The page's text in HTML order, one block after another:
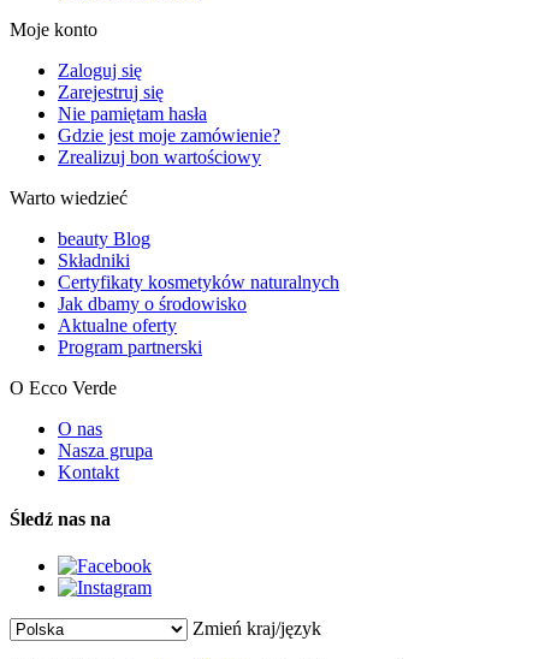
Moje konto
Zaloguj się
Zarejestruj się
Nie pamiętam hasła
Gdzie jest moje zamówienie?
Zrealizuj bon wartościowy
Warto wiedzieć
beauty Blog
Składniki
Certyfikaty kosmetyków naturalnych
Jak dbamy o środowisko
Aktualne oferty
Program partnerski
O Ecco Verde
O nas
Nasza grupa
Kontakt
Śledź nas na
Zmień kraj/język